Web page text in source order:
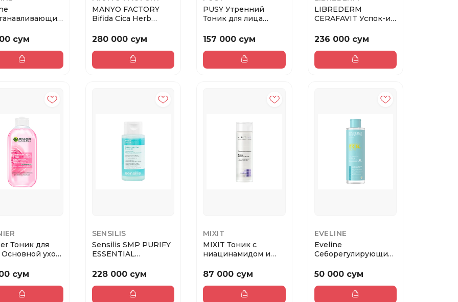
сум
MANYO FACTORY
Bifida Cica Herb
Успокаивающи...
280 000 сум
PUSY Утренний
Тоник для лица
157 000 сум
LIBREDERM
CERAFAVIT Успок-ий
цер-а...
236 000 сум
Тоник для
уход,
сум
SENSILIS
Sensilis SMP PURIFY
ESSENTIAL
228 000 сум
MIXIT
MIXIT Тоник с
ниацинамидом и
кож...
87 000 сум
EVELINE
Eveline
Себорегулирующий
поры perfe...
50 000 сум